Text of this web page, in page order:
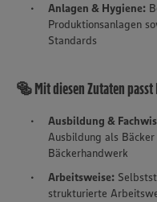
Anlagen & Hygiene:
Produktionsanlagen
Standards
🥯 Mit diesen Zutaten passt
Ausbildung &
Ausbildung als
Bäckerhandwerk
Arbeitsweise:
strukturierte